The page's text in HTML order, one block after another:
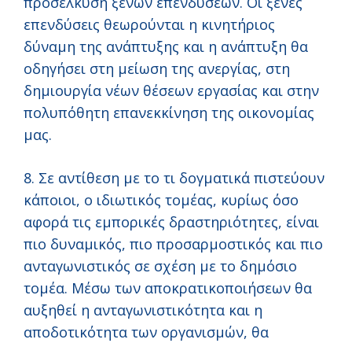
επενδύσεις θεωρούνται η κινητήριος
δύναμη της ανάπτυξης και η ανάπτυξη θα
οδηγήσει στη μείωση της ανεργίας, στη
δημιουργία νέων θέσεων εργασίας και στην
πολυπόθητη επανεκκίνηση της οικονομίας
μας.
8. Σε αντίθεση με το τι δογματικά πιστεύουν
κάποιοι, ο ιδιωτικός τομέας, κυρίως όσο
αφορά τις εμπορικές δραστηριότητες, είναι
πιο δυναμικός, πιο προσαρμοστικός και πιο
ανταγωνιστικός σε σχέση με το δημόσιο
τομέα. Μέσω των αποκρατικοποιήσεων θα
αυξηθεί η ανταγωνιστικότητα και η
αποδοτικότητα των οργανισμών, θα